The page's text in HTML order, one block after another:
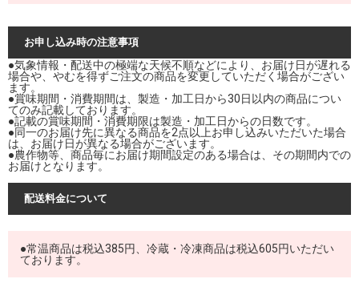
お申し込み時の注意事項
●気象情報・配送中の極端な天候不順などにより、お届け日が遅れる
場合や、やむを得ずご注文の商品を変更していただく場合がござい
ます。
●賞味期間・消費期間は、製造・加工日から30日以内の商品につい
てのみ記載しております。
●記載の賞味期間・消費期限は製造・加工日からの日数です。
●同一のお届け先に異なる商品を2点以上お申し込みいただいた場合
は、お届け日が異なる場合がございます。
●農作物等、商品毎にお届け期間設定のある場合は、その期間内での
お届けとなります。
配送料金について
●常温商品は税込385円、冷蔵・冷凍商品は税込605円いただい
ております。